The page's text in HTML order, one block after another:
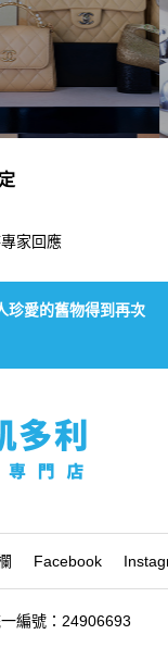
家回應
珍愛的舊物得到再次
Facebook
編號：24906693